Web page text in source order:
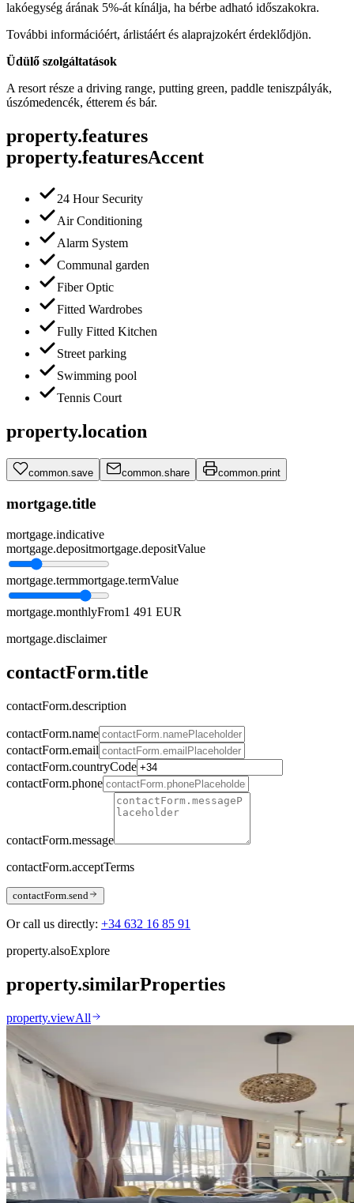
lakóegység árának 5%-át kínálja, ha bérbe adható időszakokra.
További információért, árlistáért és alaprajzokért érdeklődjön.
Üdülő szolgáltatások
A resort része a driving range, putting green, paddle teniszpályák,
úszómedencék, étterem és bár.
property.features
property.featuresAccent
24 Hour Security
Air Conditioning
Alarm System
Communal garden
Fiber Optic
Fitted Wardrobes
Fully Fitted Kitchen
Street parking
Swimming pool
Tennis Court
property.location
common.save common.share common.print
mortgage.title
mortgage.indicative
mortgage.depositmortgage.depositValue
mortgage.termmortgage.termValue
mortgage.monthlyFrom1 491 EUR
mortgage.disclaimer
contactForm.title
contactForm.description
contactForm.name
contactForm.email
contactForm.countryCode
contactForm.phone
contactForm.message
contactForm.acceptTerms
contactForm.send
Or call us directly: +34 632 16 85 91
property.alsoExplore
property.similarProperties
property.viewAll